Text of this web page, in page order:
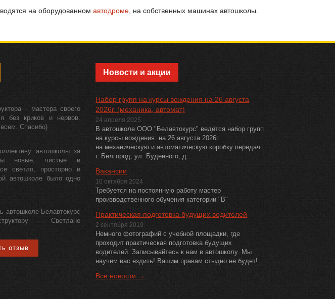
на оборудованном автодроме , на собственных машинах автошколы.
- мастера своего
без криков и нервов.
Спасибо)
автошколы за
новые, чистые и
светло, просторно и
автошколе было одно
автошколе Белавтокурс
— Светлане
отзыв
Новости и акции
Набор групп на курсы вождения на 26 августа
2026г. (механика, автомат)
24 апреля 2025
В автошколе ООО "Белавтокурс" ведётся набор групп
на курсы вождения: на 26 августа 2026г.
на механическую и автоматическую коробку передач.
г. Белгород, ул. Буденного, д...
Вакансии
10 октября 2024
Требуется на постоянную работу мастер
производственного обучения категории "В"
Практическая подготовка будущих водителей
2 сентября 2019
Немного фотографий с учебной площадки, где
проходит практическая подготовка будущих
водителей. Записывайтесь к нам в автошколу. Мы
научим вас ездить! Вашим правам стыдно не будет!
Все новости →